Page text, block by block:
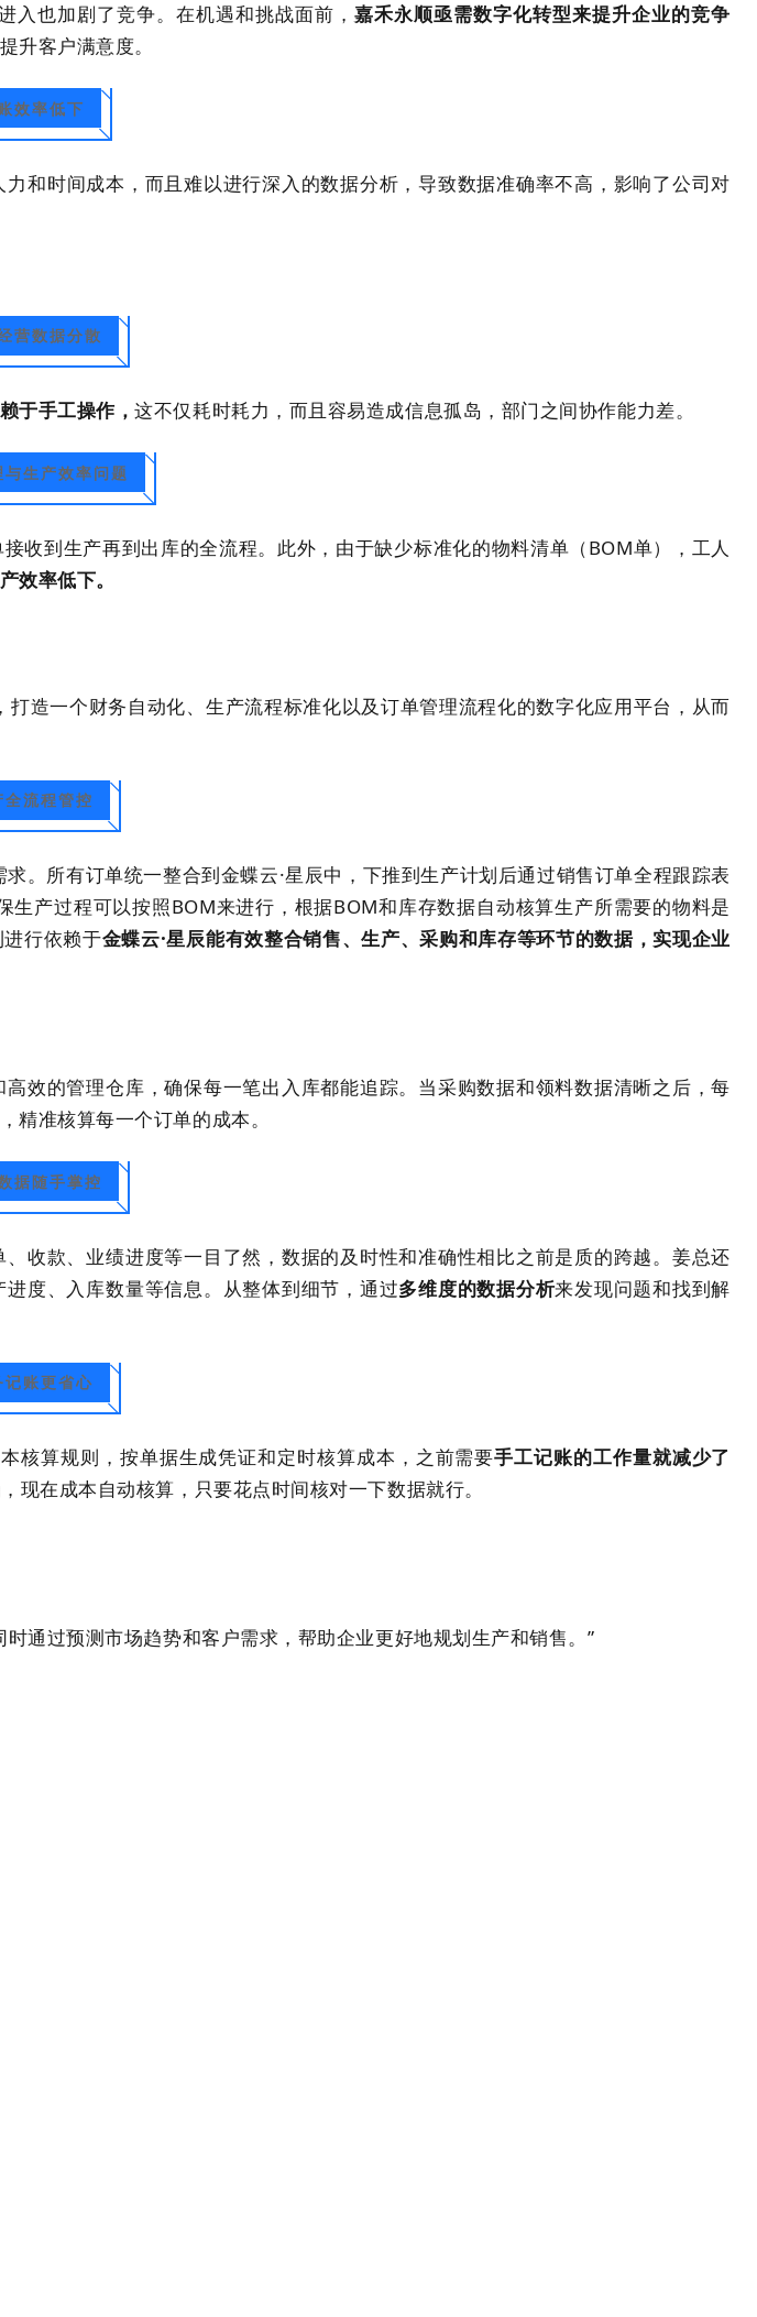
入也加剧了竞争。在机遇和挑战面前，嘉禾永顺亟需数字化转型来提升企业的竞争
升客户满意度。
效率低下
力和时间成本，而且难以进行深入的数据分析，导致数据准确率不高，影响了公司对
营数据分散
于手工操作，这不仅耗时耗力，而且容易造成信息孤岛，部门之间协作能力差。
与生产效率问题
收到生产再到出库的全流程。此外，由于缺少标准化的物料清单（BOM单），工人
效率低下。
造一个财务自动化、生产流程标准化以及订单管理流程化的数字化应用平台，从而
全流程管控
。所有订单统一整合到金蝶云·星辰中，下推到生产计划后通过销售订单全程跟踪表
产过程可以按照BOM来进行，根据BOM和库存数据自动核算生产所需要的物料是
行依赖于金蝶云·星辰能有效整合销售、生产、采购和库存等环节的数据，实现企业
效的管理仓库，确保每一笔出入库都能追踪。当采购数据和领料数据清晰之后，每
准核算每一个订单的成本。
据随手掌控
收款、业绩进度等一目了然，数据的及时性和准确性相比之前是质的跨越。姜总还
度、入库数量等信息。从整体到细节，通过多维度的数据分析来发现问题和找到解
记账更省心
核算规则，按单据生成凭证和定时核算成本，之前需要手工记账的工作量就减少了
在成本自动核算，只要花点时间核对一下数据就行。
通过预测市场趋势和客户需求，帮助企业更好地规划生产和销售。”